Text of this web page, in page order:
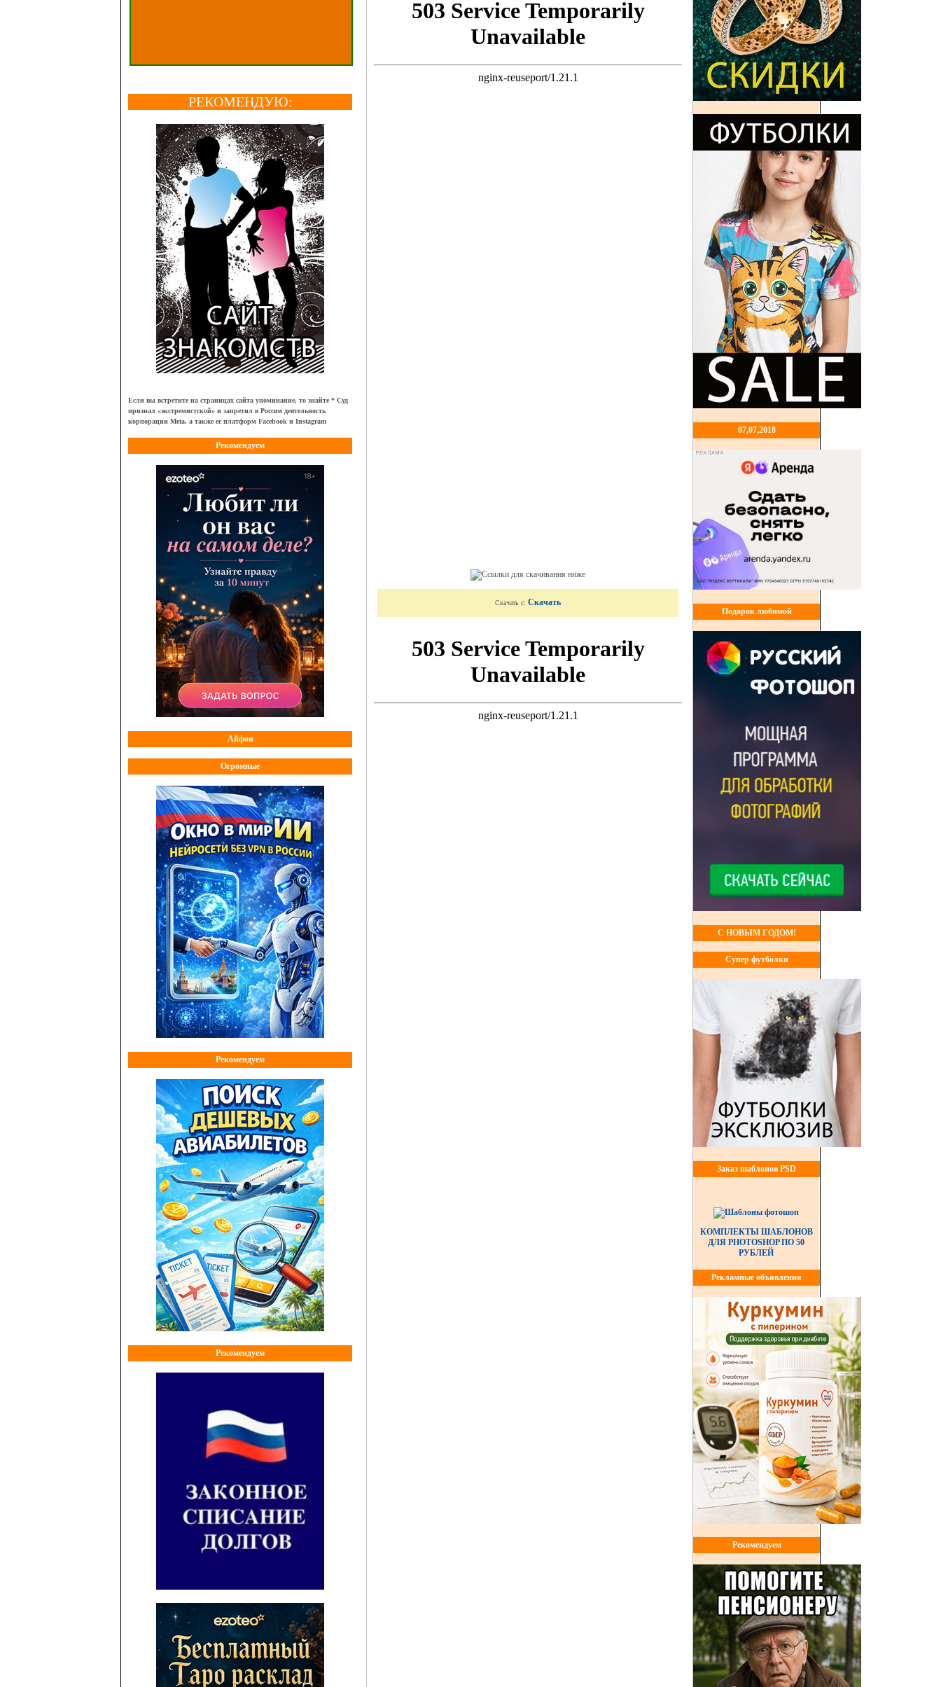
РЕКОМЕНДУЮ:
Если вы встретите на страницах сайта упоминание, то знайте * Суд
признал «экстремистской» и запретил в России деятельность
корпорации Meta, а также ее платформ Facebook и Instagram
Рекомендуем
Айфон
Огромные
Рекомендуем
Рекомендуем
Скачать с: Скачать
07,07,2018
Подарок любимой
С НОВЫМ ГОДОМ!
Супер футболки
Заказ шаблонов PSD
КОМПЛЕКТЫ ШАБЛОНОВ
ДЛЯ PHOTOSHOP ПО 50
РУБЛЕЙ
Рекламные объявления
Рекомендуем